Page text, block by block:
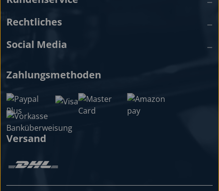
Rechtliches
Social Media
Zahlungsmethoden
Versand